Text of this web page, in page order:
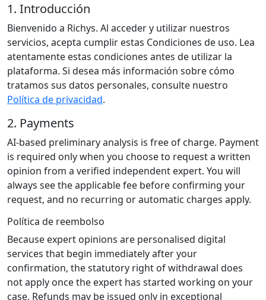
1. Introducción
Bienvenido a Richys. Al acceder y utilizar nuestros
servicios, acepta cumplir estas Condiciones de uso. Lea
atentamente estas condiciones antes de utilizar la
plataforma. Si desea más información sobre cómo
tratamos sus datos personales, consulte nuestro
Política de privacidad.
2. Payments
AI-based preliminary analysis is free of charge. Payment
is required only when you choose to request a written
opinion from a verified independent expert. You will
always see the applicable fee before confirming your
request, and no recurring or automatic charges apply.
Política de reembolso
Because expert opinions are personalised digital
services that begin immediately after your
confirmation, the statutory right of withdrawal does
not apply once the expert has started working on your
case. Refunds may be issued only in exceptional